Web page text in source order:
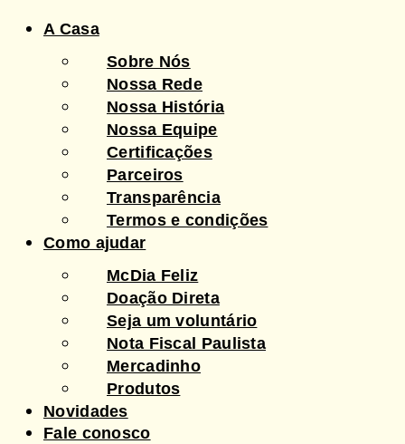
A Casa
Sobre Nós
Nossa Rede
Nossa História
Nossa Equipe
Certificações
Parceiros
Transparência
Termos e condições
Como ajudar
McDia Feliz
Doação Direta
Seja um voluntário
Nota Fiscal Paulista
Mercadinho
Produtos
Novidades
Fale conosco